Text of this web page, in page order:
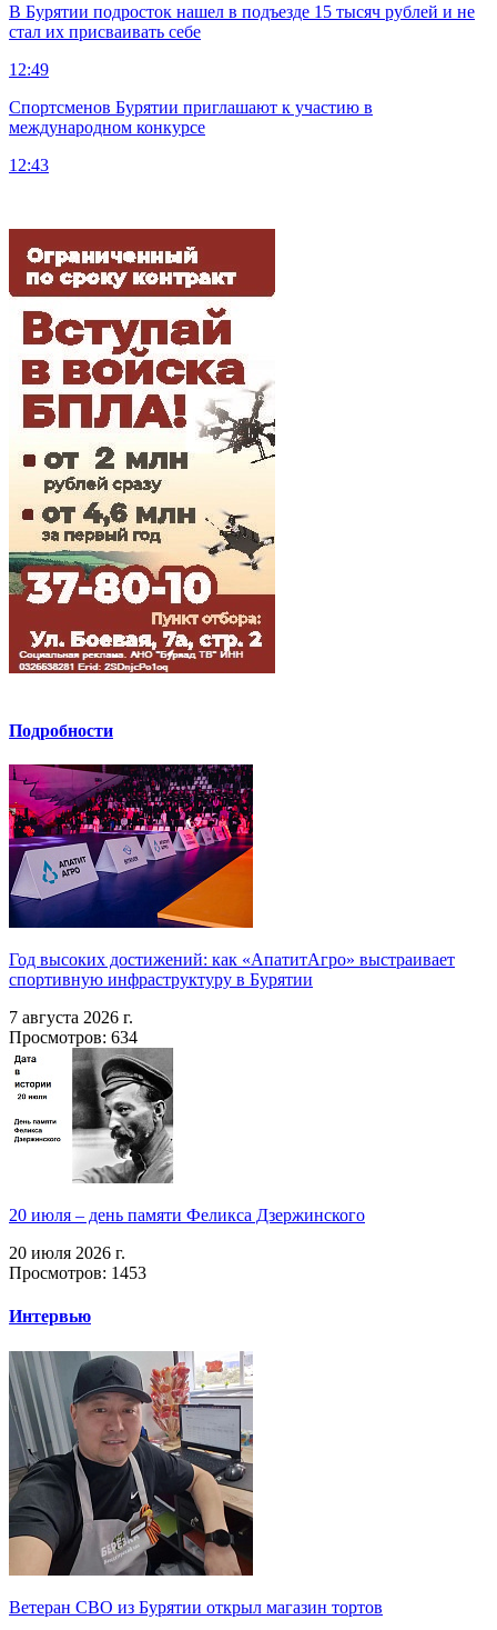
В Бурятии подросток нашел в подъезде 15 тысяч рублей и не
стал их присваивать себе
12:49
Спортсменов Бурятии приглашают к участию в
международном конкурсе
12:43
Подробности
Год высоких достижений: как «АпатитАгро» выстраивает
спортивную инфраструктуру в Бурятии
7 августа 2026 г.
Просмотров: 634
20 июля – день памяти Феликса Дзержинского
20 июля 2026 г.
Просмотров: 1453
Интервью
Ветеран СВО из Бурятии открыл магазин тортов